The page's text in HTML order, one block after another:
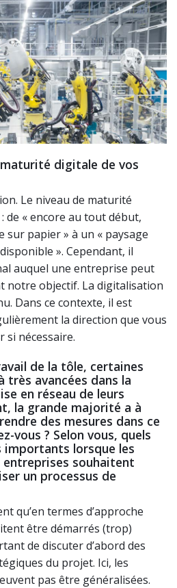
digitale de vos
Le niveau de maturité
de « encore au tout début,
sur papier » à un « paysage
». Cependant, il
auquel une entreprise peut
notre objectif. La digitalisation
Dans ce contexte, il est
la direction que vous
si nécessaire.
de la tôle, certaines
avancées dans la
en réseau de leurs
la grande majorité a à
des mesures dans ce
vous ? Selon vous, quels
importants lorsque les
souhaitent
un processus de
qu’en termes d’approche
être démarrés (trop)
de discuter d’abord des
du projet. Ici, les
pas être généralisées.